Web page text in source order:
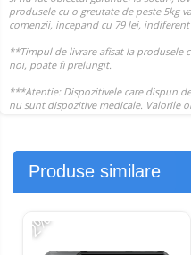
Produse similare
-2%